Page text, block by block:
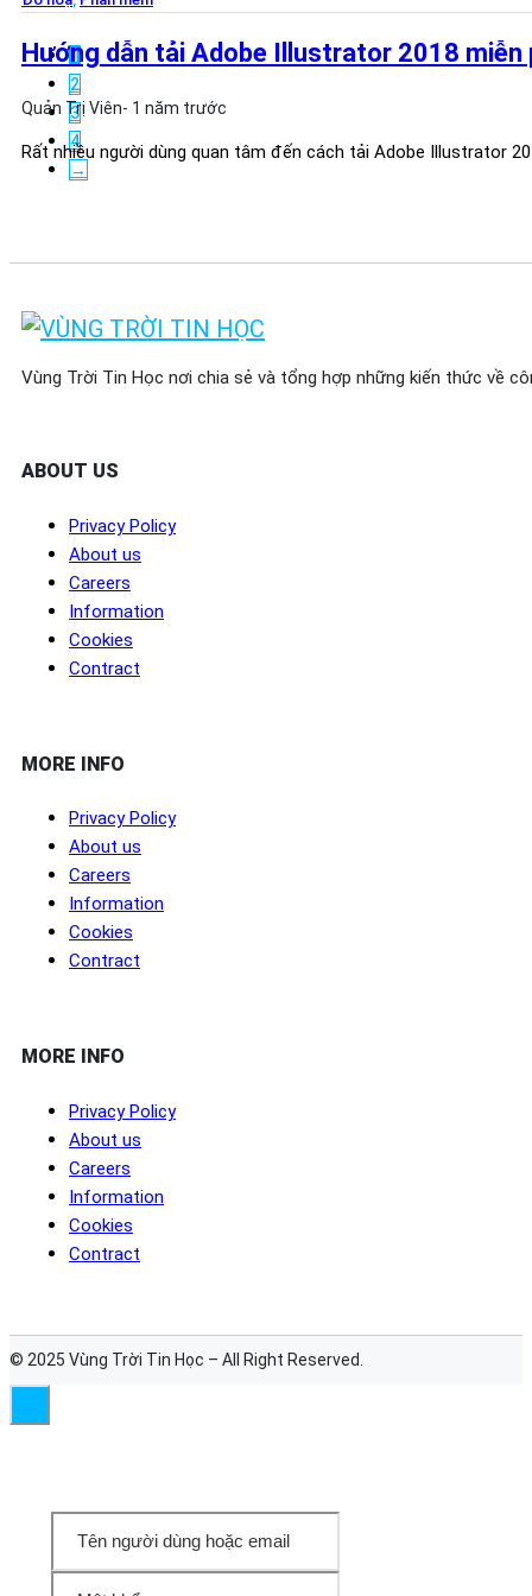
Hướng dẫn tải Adobe Illustrator 2018 miễn
Quản Trị Viên- 1 năm trước
Rất nhiều người dùng quan tâm đến cách tải Adobe Illustrator
1
2
3
4
→
Vùng Trời Tin Học nơi chia sẻ và tổng hợp những kiến thức về
ABOUT US
Privacy Policy
About us
Careers
Information
Cookies
Contract
MORE INFO
Privacy Policy
About us
Careers
Information
Cookies
Contract
MORE INFO
Privacy Policy
About us
Careers
Information
Cookies
Contract
© 2025 Vùng Trời Tin Học – All Right Reserved.